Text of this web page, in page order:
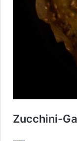
Zucchini-